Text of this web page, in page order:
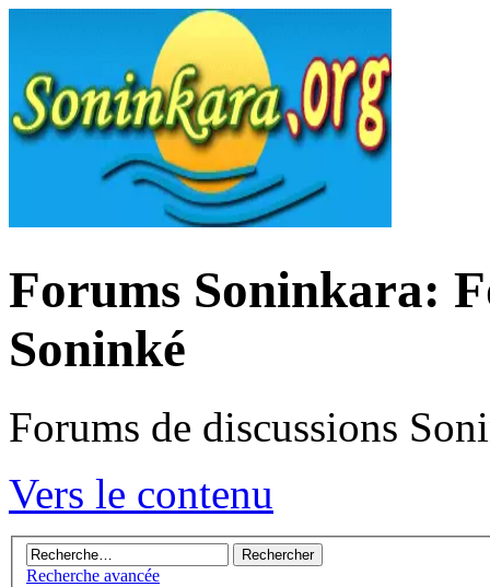
Forums Soninkara:
Soninké
Forums de discussions
Vers le contenu
Recherche avancée